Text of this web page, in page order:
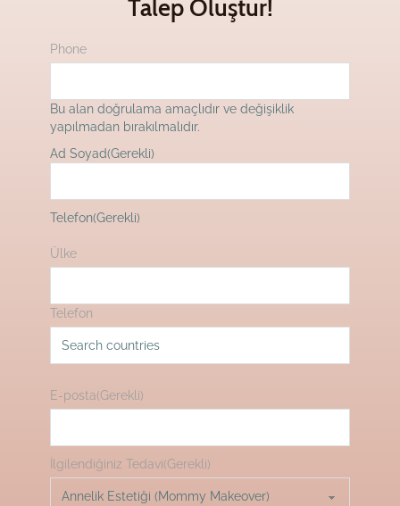
Talep Oluştur!
Phone
Bu alan doğrulama amaçlıdır ve değişiklik
yapılmadan bırakılmalıdır.
Ad Soyad(Gerekli)
Telefon(Gerekli)
Ülke
Telefon
E-posta(Gerekli)
İlgilendiğiniz Tedavi(Gerekli)